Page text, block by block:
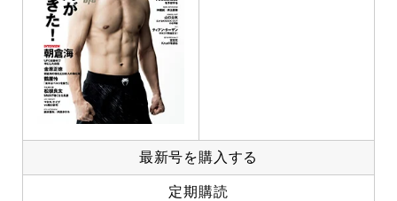
最新号を購入する
定期購読